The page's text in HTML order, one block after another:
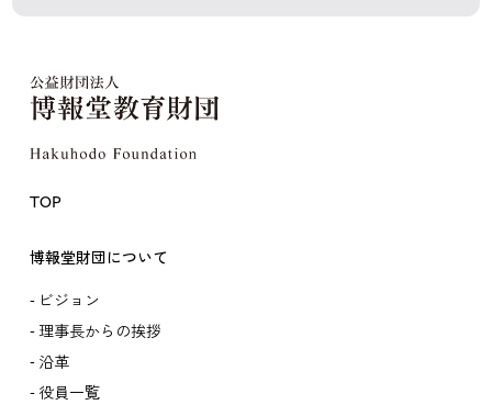
TOP
博報堂財団について
ビジョン
理事長からの挨拶
沿革
役員一覧